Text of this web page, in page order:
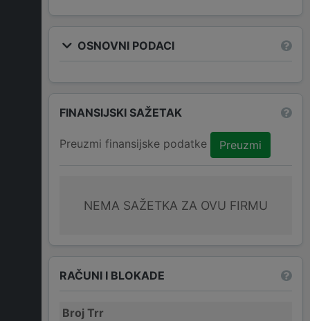
OSNOVNI PODACI
FINANSIJSKI SAŽETAK
Preuzmi finansijske podatke Preuzmi
NEMA SAŽETKA ZA OVU FIRMU
RAČUNI I BLOKADE
Broj Trr